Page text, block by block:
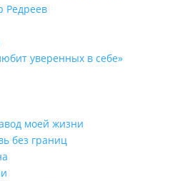
Редреев
уверенных в себе»
моей жизни
без границ